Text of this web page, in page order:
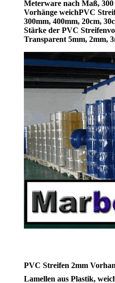
Meterware nach Maß,
Vorhänge weichPVC
300mm, 400mm, 20cm,
Stärke der PVC
Transparent 5mm, 2mm,
PVC Streifen 2mm
Lamellen aus Plastik,